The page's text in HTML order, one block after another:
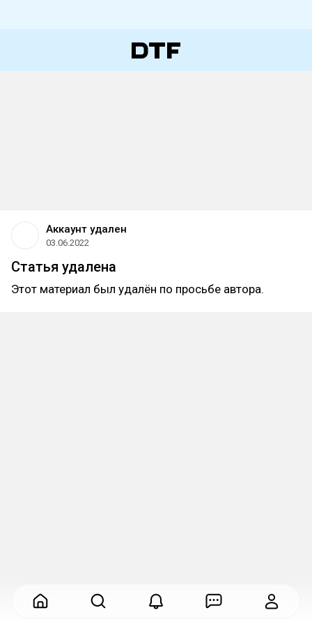
Аккаунт удален
03.06.2022
Статья удалена
Этот материал был удалён по просьбе автора.